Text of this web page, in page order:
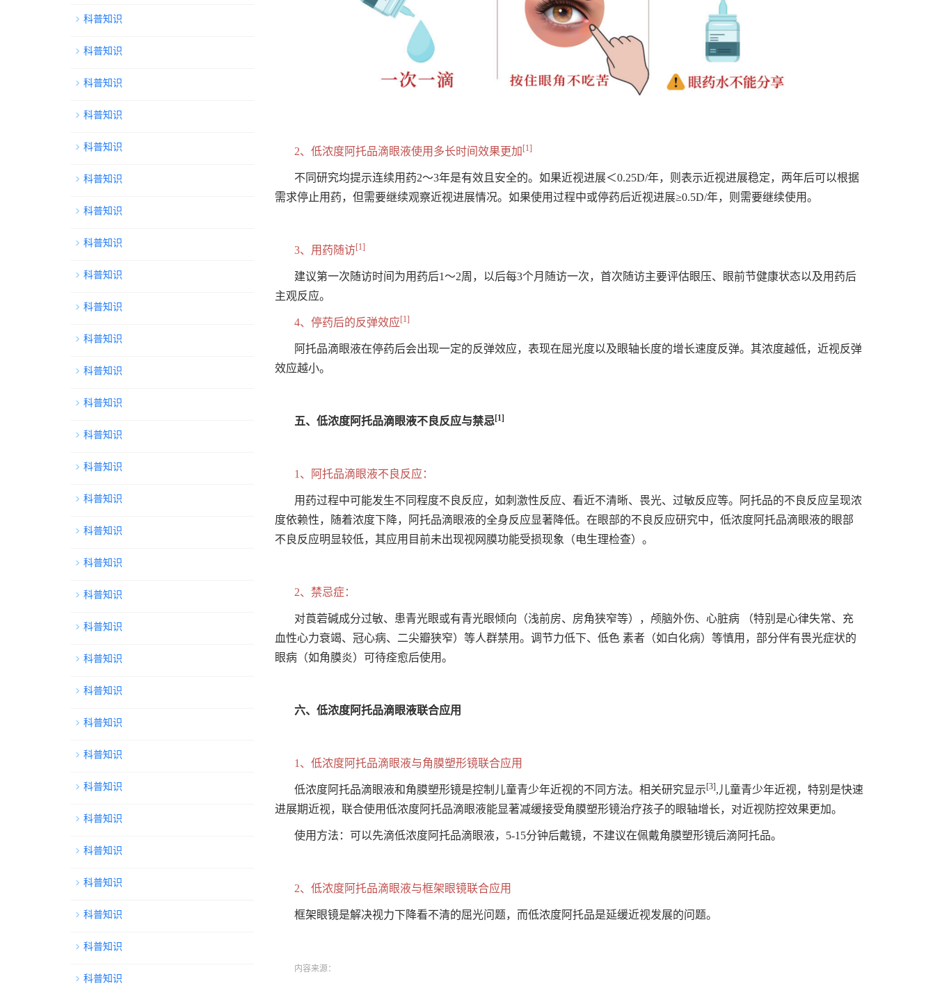
2、低浓度阿托品滴眼液使用多长时间效果更加 [1]
不同研究均提示连续用药2～3年是有效且安全的。如果近视进展＜0.25D/年，则表示近视进展稳定，两年后可以根据
需求停止用药，但需要继续观察近视进展情况。如果使用过程中或停药后近视进展≥0.5D/年，则需要继续使用。
3、用药随访[1]
建议第一次随访时间为用药后1～2周，以后每3个月随访一次，首次随访主要评估眼压、眼前节健康状态以及用药后
主观反应。
4、停药后的反弹效应 [1]
阿托品滴眼液在停药后会出现一定的反弹效应，表现在屈光度以及眼轴长度的增长速度反弹。其浓度越低，近视反弹
效应越小。
五、低浓度阿托品滴眼液不良反应与禁忌[1]
1、阿托品滴眼液不良反应：
用药过程中可能发生不同程度不良反应，如刺激性反应、看近不清晰、畏光、过敏反应等。阿托品的不良反应呈现浓
度依赖性，随着浓度下降，阿托品滴眼液的全身反应显著降低。在眼部的不良反应研究中，低浓度阿托品滴眼液的眼部
不良反应明显较低，其应用目前未出现视网膜功能受损现象（电生理检查）。
2、禁忌症：
对莨菪碱成分过敏、患青光眼或有青光眼倾向（浅前房、房角狭窄等），颅脑外伤、心脏病 （特别是心律失常、充
血性心力衰竭、冠心病、二尖瓣狭窄）等人群禁用。调节力低下、低色 素者（如白化病）等慎用，部分伴有畏光症状的
眼病（如角膜炎）可待痊愈后使用。
六、低浓度阿托品滴眼液联合应用
1、低浓度阿托品滴眼液与角膜塑形镜联合应用
低浓度阿托品滴眼液和角膜塑形镜是控制儿童青少年近视的不同方法。相关研究显示[3],儿童青少年近视，特别是快速
进展期近视，联合使用低浓度阿托品滴眼液能显著减缓接受角膜塑形镜治疗孩子的眼轴增长，对近视防控效果更加。
使用方法：可以先滴低浓度阿托品滴眼液，5-15分钟后戴镜，不建议在佩戴角膜塑形镜后滴阿托品。
2、低浓度阿托品滴眼液与框架眼镜联合应用
框架眼镜是解决视力下降看不清的屈光问题，而低浓度阿托品是延缓近视发展的问题。
内容来源：
科普知识
科普知识
科普知识
科普知识
科普知识
科普知识
科普知识
科普知识
科普知识
科普知识
科普知识
科普知识
科普知识
科普知识
科普知识
科普知识
科普知识
科普知识
科普知识
科普知识
科普知识
科普知识
科普知识
科普知识
科普知识
科普知识
科普知识
科普知识
科普知识
科普知识
科普知识